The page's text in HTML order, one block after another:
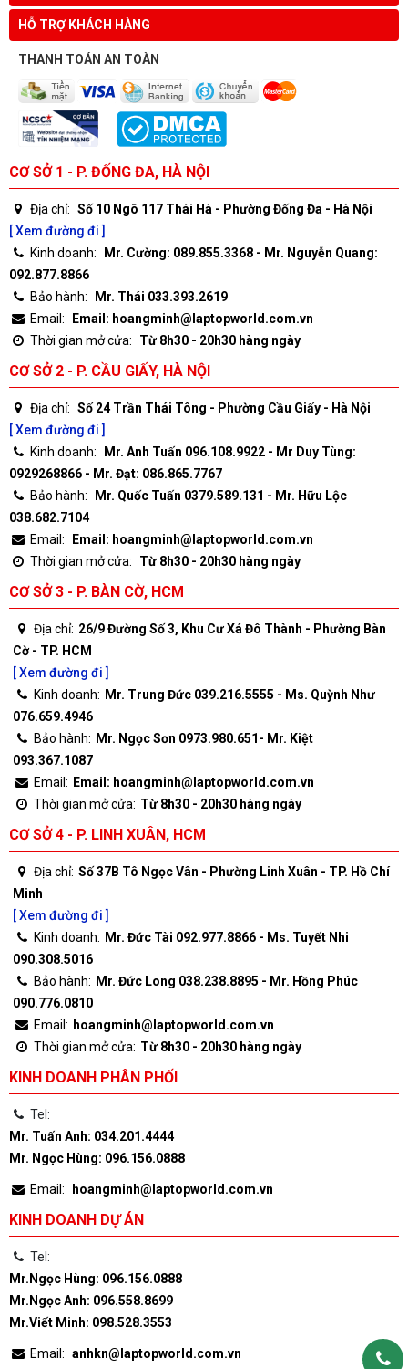
HỖ TRỢ KHÁCH HÀNG
THANH TOÁN AN TOÀN
CƠ SỞ 1 - P. ĐỐNG ĐA, HÀ NỘI
Địa chỉ: Số 10 Ngõ 117 Thái Hà - Phường Đống Đa - Hà Nội
[ Xem đường đi ]
Kinh doanh:
Mr. Cường: 089.855.3368 - Mr. Nguyễn Quang:
092.877.8866
Bảo hành:
Mr. Thái 033.393.2619
Email:
Email: hoangminh@laptopworld.com.vn
Thời gian mở cửa:
Từ 8h30 - 20h30 hàng ngày
CƠ SỞ 2 - P. CẦU GIẤY, HÀ NỘI
Địa chỉ: Số 24 Trần Thái Tông - Phường Cầu Giấy - Hà Nội
[ Xem đường đi ]
Kinh doanh:
Mr. Anh Tuấn 096.108.9922 - Mr Duy Tùng:
0929268866 - Mr. Đạt: 086.865.7767
Bảo hành:
Mr. Quốc Tuấn 0379.589.131 - Mr. Hữu Lộc
038.682.7104
Email:
Email: hoangminh@laptopworld.com.vn
Thời gian mở cửa:
Từ 8h30 - 20h30 hàng ngày
CƠ SỞ 3 - P. BÀN CỜ, HCM
Địa chỉ: 26/9 Đường Số 3, Khu Cư Xá Đô Thành - Phường Bàn
Cờ - TP. HCM
[ Xem đường đi ]
Kinh doanh: Mr. Trung Đức 039.216.5555 - Ms. Quỳnh Như
076.659.4946
Bảo hành: Mr. Ngọc Sơn 0973.980.651- Mr. Kiệt
093.367.1087
Email: Email: hoangminh@laptopworld.com.vn
Thời gian mở cửa: Từ 8h30 - 20h30 hàng ngày
CƠ SỞ 4 - P. LINH XUÂN, HCM
Địa chỉ: Số 37B Tô Ngọc Vân - Phường Linh Xuân - TP. Hồ Chí
Minh
[ Xem đường đi ]
Kinh doanh: Mr. Đức Tài 092.977.8866 - Ms. Tuyết Nhi
090.308.5016
Bảo hành: Mr. Đức Long 038.238.8895 - Mr. Hồng Phúc
090.776.0810
Email: hoangminh@laptopworld.com.vn
Thời gian mở cửa: Từ 8h30 - 20h30 hàng ngày
KINH DOANH PHÂN PHỐI
Tel:
Mr. Tuấn Anh: 034.201.4444
Mr. Ngọc Hùng: 096.156.0888
Email: hoangminh@laptopworld.com.vn
KINH DOANH DỰ ÁN
Tel:
Mr.Ngọc Hùng: 096.156.0888
Mr.Ngọc Anh: 096.558.8699
Mr.Viết Minh: 098.528.3553
Email: anhkn@laptopworld.com.vn